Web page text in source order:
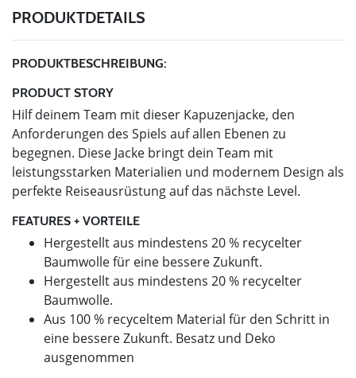
PRODUKTDETAILS
PRODUKTBESCHREIBUNG:
PRODUCT STORY
Hilf deinem Team mit dieser Kapuzenjacke, den
Anforderungen des Spiels auf allen Ebenen zu
begegnen. Diese Jacke bringt dein Team mit
leistungsstarken Materialien und modernem Design als
perfekte Reiseausrüstung auf das nächste Level.
FEATURES + VORTEILE
Hergestellt aus mindestens 20 % recycelter
Baumwolle für eine bessere Zukunft.
Hergestellt aus mindestens 20 % recycelter
Baumwolle.
Aus 100 % recyceltem Material für den Schritt in
eine bessere Zukunft. Besatz und Deko
ausgenommen